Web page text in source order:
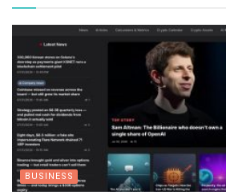
BUSINESS